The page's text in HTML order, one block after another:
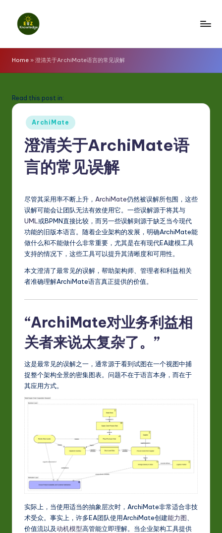
z
K
o
w
S
m
p
C
hi
Home » 澄清关于ArchiMate语言的常见误解
Read this post in:
Posted
in
ArchiMate
澄清关于ArchiMate语
言的常见误解
尽管其采用率不断上升， ArchiMate仍然被误解所包围，这些
误解可能会让团队无法有效使用它。一些误解源于将其与
UML 或BPMN直接比较，而另一些误解则源于缺乏当今现代
功能的旧版本语言。随着企业架构的发展，明确ArchiMate能
做什么和不能做什么非常重要，尤其是在有现代EA建模工具
支持的情况下，这些工具可以提升其清晰度和可用性。
本文澄清了最常见的误解，帮助架构师、管理者和利益相关
者准确理解ArchiMate语言真正提供的价值。
“ArchiMate对业务利益相
关者来说太复杂了。”
这是最常见的误解之一，通常源于看到试图在一个视图中捕
捉整个架构全景的密集图表。问题不在于语言本身，而在于
其应用方式。
实际上，当使用适当的抽象层次时，ArchiMate非常适合非技
术受众。事实上，许多EA团队使用ArchiMate创建能力图
价值流以及动机模型高管能立即理解。当企业架构工具提供